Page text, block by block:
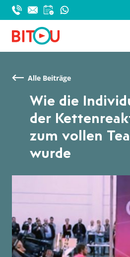
Alle Beiträge
Wie die
der
zum vollen
wurde